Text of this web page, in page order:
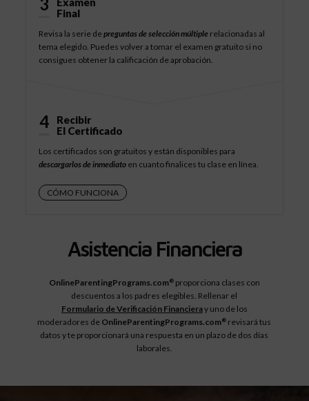
Final
Revisa la serie depreguntas de selección múltiple relacionadas al
tema elegido. Puedes volver a tomar el examen gratuito si no
consigues obtener la calificación de aprobación.
4
Recibir
El Certificado
Los certificados son gratuitos y están disponibles para
descargarlos de inmediato en cuanto finalices tu clase en línea.
CÓMO FUNCIONA
Asistencia Financiera
OnlineParentingPrograms.com®proporciona clases con
descuentos a los padres elegibles. Rellenar el
Formulario de Verificación Financieray uno de los
moderadores de OnlineParentingPrograms.com® revisará tus
datos y te proporcionará una respuesta en un plazo de dos días
laborales.